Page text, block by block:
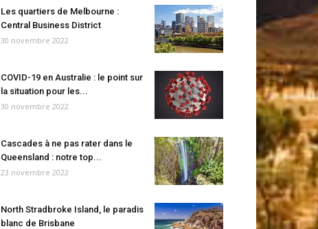
Les quartiers de Melbourne :
Central Business District
30 novembre 2022
COVID-19 en Australie : le point sur
la situation pour les...
30 novembre 2022
Cascades à ne pas rater dans le
Queensland : notre top...
23 novembre 2022
North Stradbroke Island, le paradis
blanc de Brisbane